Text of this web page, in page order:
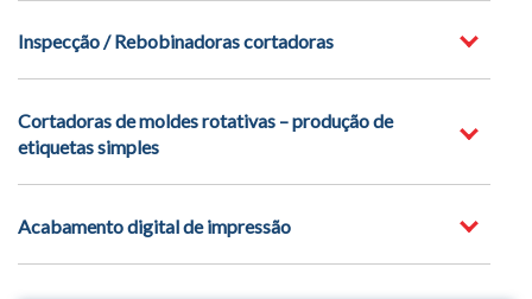
Inspecção / Rebobinadoras cortadoras
Cortadoras de moldes rotativas – produção de
etiquetas simples
Acabamento digital de impressão